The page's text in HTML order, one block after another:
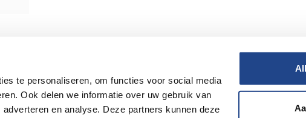
te personaliseren, om functies voor social media
Ook delen we informatie over uw gebruik van
en analyse. Deze partners kunnen deze